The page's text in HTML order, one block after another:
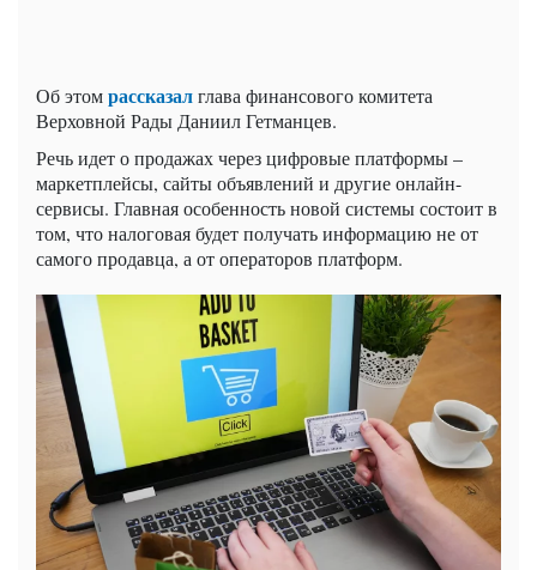
Об этомрассказалглава финансового комитета
Верховной Рады Даниил Гетманцев.
Речь идет о продажах через цифровые платформы –
маркетплейсы, сайты объявлений и другие онлайн-
сервисы. Главная особенность новой системы состоит в
том, что налоговая будет получать информацию не от
самого продавца, а от операторов платформ.